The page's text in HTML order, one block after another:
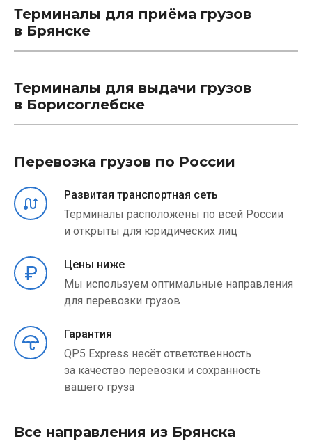
Терминалы для приёма грузов
в Брянске
Терминалы для выдачи грузов
в Борисоглебске
Перевозка грузов по России
Развитая транспортная сеть
Терминалы расположены по всей России
и открыты для юридических лиц
Цены ниже
Мы используем оптимальные направления
для перевозки грузов
Гарантия
QP5 Express несёт ответственность
за качество перевозки и сохранность
вашего груза
Все направления из Брянска